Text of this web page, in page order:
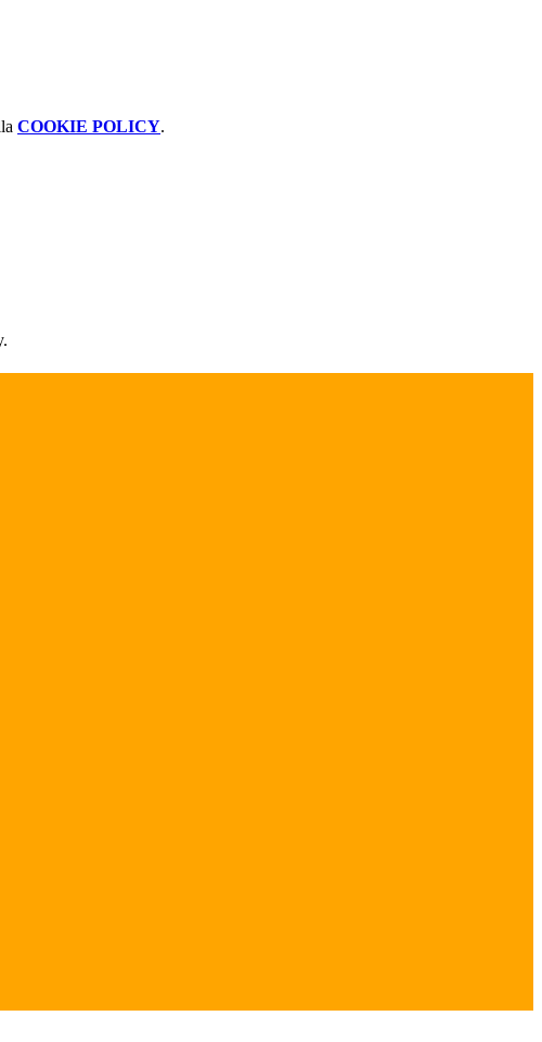
COOKIE POLICY.